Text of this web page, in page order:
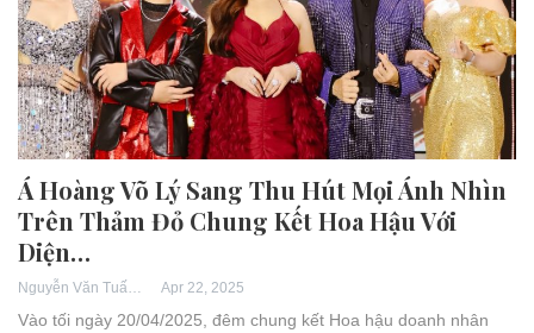
Á Hoàng Võ Lý Sang Thu Hút Mọi Ánh Nhìn
Trên Thảm Đỏ Chung Kết Hoa Hậu Với
Diện…
Nguyễn Văn Tuấn Apr 22, 2025
Vào tối ngày 20/04/2025, đêm chung kết Hoa hậu doanh nhân